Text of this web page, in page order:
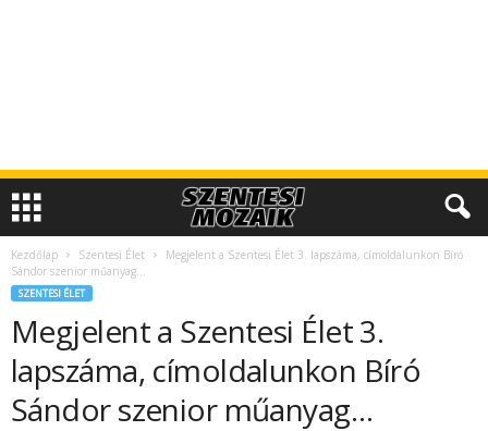
Kezdőlap Szentesi Élet
Megjelent a Szentesi Élet 3. lapszáma, címoldalunkon Bíró
Sándor szenior műanyag…
SZENTESI ÉLET
Megjelent a Szentesi Élet 3.
lapszáma, címoldalunkon Bíró
Sándor szenior műanyag…